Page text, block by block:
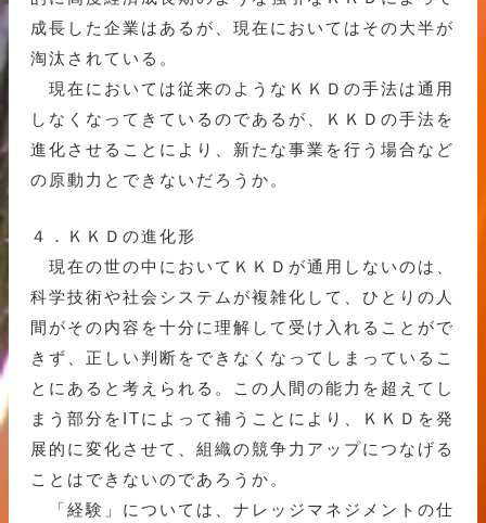
成長した企業はあるが、現在においてはその大半が
淘汰されている。
現在においては従来のようなＫＫＤの手法は通用
しなくなってきているのであるが、ＫＫＤの手法を
進化させることにより、新たな事業を行う場合など
の原動力とできないだろうか。
４．ＫＫＤの進化形
現在の世の中においてＫＫＤが通用しないのは、
科学技術や社会システムが複雑化して、ひとりの人
間がその内容を十分に理解して受け入れることがで
きず、正しい判断をできなくなってしまっているこ
とにあると考えられる。この人間の能力を超えてし
まう部分をITによって補うことにより、ＫＫＤを発
展的に変化させて、組織の競争力アップにつなげる
ことはできないのであろうか。
「経験」については、ナレッジマネジメントの仕